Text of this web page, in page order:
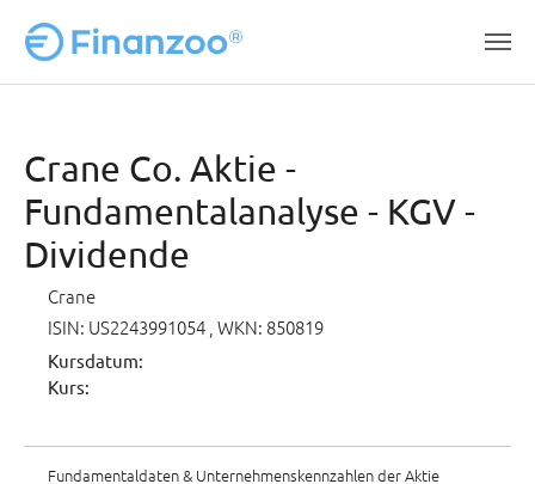
Crane Co. Aktie -
Fundamentalanalyse - KGV -
Dividende
Crane
ISIN: US2243991054 , WKN: 850819
Kursdatum:
Kurs:
Fundamentaldaten & Unternehmenskennzahlen der Aktie